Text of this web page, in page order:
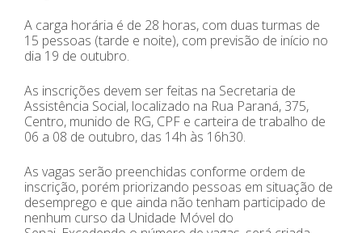
A carga horária é de 28 horas, com duas turmas de
15 pessoas (tarde e noite), com previsão de início no
dia 19 de outubro.
As inscrições devem ser feitas na Secretaria de
Assistência Social, localizado na Rua Paraná, 375,
Centro, munido de RG, CPF e carteira de trabalho de
06 a 08 de outubro, das 14h às 16h30.
As vagas serão preenchidas conforme ordem de
inscrição, porém priorizando pessoas em situação de
desemprego e que ainda não tenham participado de
nenhum curso da Unidade Móvel do